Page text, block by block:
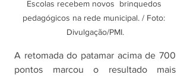
Escolas recebem novos  brinquedos
pedagógicos na rede municipal. / Foto:
Divulgação/PMI.
A retomada do patamar acima de 700
pontos marcou o resultado mais